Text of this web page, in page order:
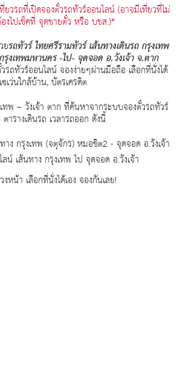
ยวรถที่เปิดจองตั๋วรถทัวร์ออนไลน์ (อาจมีเที่ยวที่ไม่
งไปเช็คที่ จุดขายตั๋ว หรือ บขส.)*
ยรถทัวร์ ไทยศรีรามทัวร์ เส้นทางเดินรถ กรุงเทพ
งเทพมหานคร -ไป- จุดจอด อ.วังเจ้า จ.ตาก
รถทัวร์ออนไลน์ จองง่ายๆผ่านมือถือ เลือกที่นั่งได้
เว่นใกล้บ้าน, บัตรเครดิต
ทพ – วังเจ้า ตาก ที่ค้นหาจากระบบจองตั๋วรถทัวร์
ารางเดินรถ เวลารถออก ดังนี้
น์ เส้นทาง กรุงเทพ ไป จุดจอด อ.วังเจ้า
งหน้า เลือกที่นั่งได้เอง จองกันเลย!